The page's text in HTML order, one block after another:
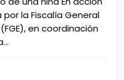
la Fiscalía General
en coordinación